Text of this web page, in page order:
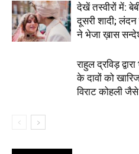
देखें तस्वीरों में:
दूसरी शादी; लंदन
ने भेजा ख़ास
राहुल द्रविड़
के दावों को
विराट कोहली